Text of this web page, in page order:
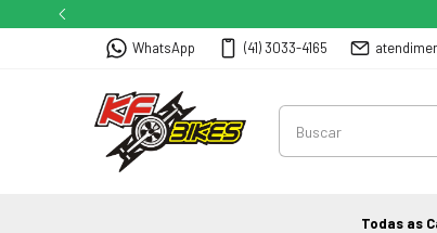
WhatsApp (41) 3033-4165
Todas as